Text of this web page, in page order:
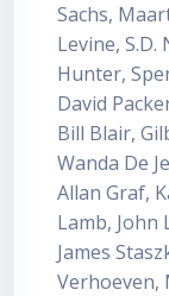
Sachs,
Levine,
Hunter,
David
Bill Blair,
Wanda De
Allan Graf,
Lamb, John
James
Verhoeven,